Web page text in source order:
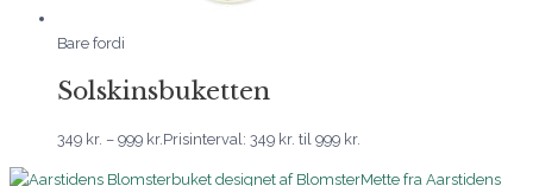
Bare fordi
Solskinsbuketten
349 kr. – 999 kr. Prisinterval: 349 kr. til 999 kr.